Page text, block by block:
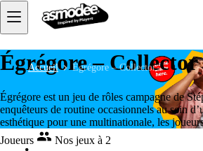
Accueil Égrégore – Collector
Égrégore – Collector
Égrégore est un jeu de rôles campagne de
enquêteurs de routine occasionnels au sein
esthétique pour une multinationale, les
Joueurs
Nos jeux à 2